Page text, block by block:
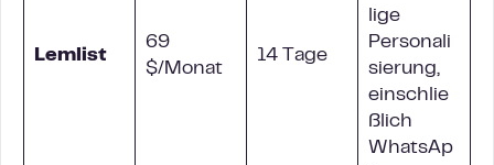
Lemlist
69
$/Monat
14 Tage
lige
Personali
sierung,
einschlie
ßlich
WhatsAp